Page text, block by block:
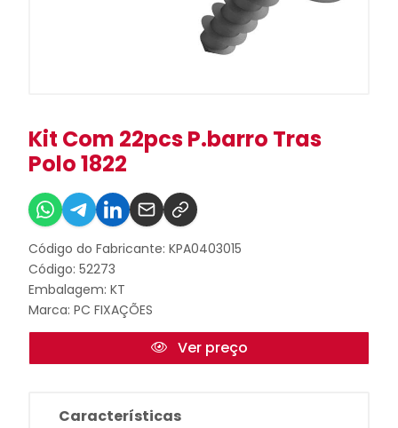
Kit Com 22pcs P.barro Tras
Polo 1822
Código do Fabricante: KPA0403015
Código: 52273
Embalagem: KT
Marca: PC FIXAÇÕES
Ver preço
Características